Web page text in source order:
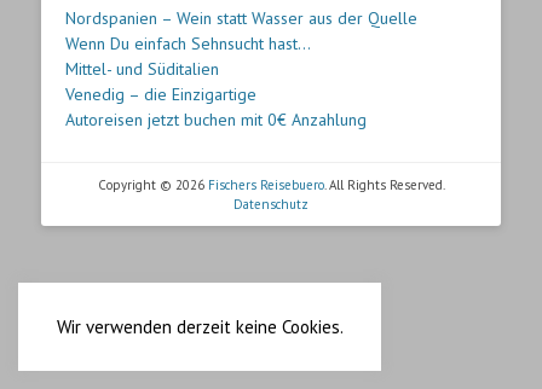
Nordspanien – Wein statt Wasser aus der Quelle
Wenn Du einfach Sehnsucht hast…
Mittel- und Süditalien
Venedig – die Einzigartige
Autoreisen jetzt buchen mit 0€ Anzahlung
Copyright © 2026 Fischers Reisebuero. All Rights Reserved.
Datenschutz
Wir verwenden derzeit keine Cookies.